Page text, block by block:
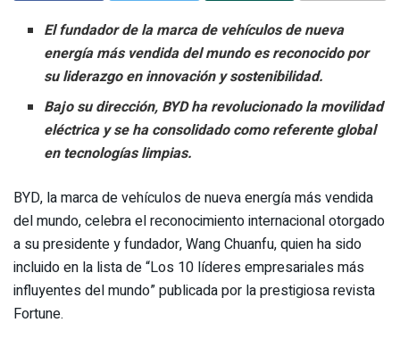
El fundador de la marca de vehículos de nueva
energía más vendida del mundo es reconocido por
su liderazgo en innovación y sostenibilidad.
Bajo su dirección, BYD ha revolucionado la movilidad
eléctrica y se ha consolidado como referente global
en tecnologías limpias.
BYD, la marca de vehículos de nueva energía más vendida
del mundo, celebra el reconocimiento internacional otorgado
a su presidente y fundador, Wang Chuanfu, quien ha sido
incluido en la lista de “Los 10 líderes empresariales más
influyentes del mundo” publicada por la prestigiosa revista
Fortune.